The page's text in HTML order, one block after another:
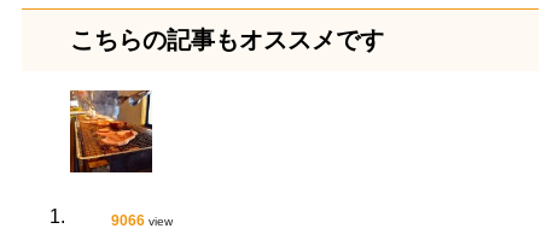
こちらの記事もオススメです
9066 view